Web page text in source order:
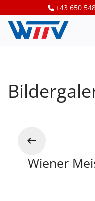
+43 650
Wiener